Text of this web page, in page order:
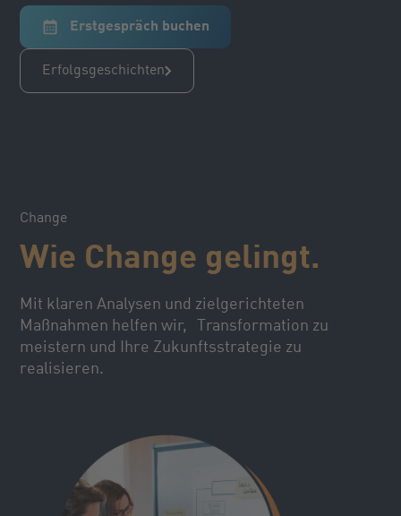
Erstgespräch buchen
Erfolgsgeschichten
Change
Wie Change gelingt.
Mit klaren Analysen und zielgerichteten
Maßnahmen helfen wir, Transformation zu
meistern und Ihre Zukunftsstrategie zu
realisieren.